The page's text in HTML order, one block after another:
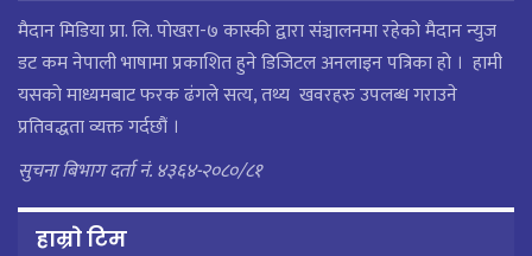
मैदान मिडिया प्रा. लि. पाेखरा-७ कास्की द्वारा संञ्चालनमा रहेको मैदान न्युज
डट कम नेपाली भाषामा प्रकाशित हुने डिजिटल अनलाइन पत्रिका हो । हामी
यसको माध्यमबाट फरक ढंगले सत्य, तथ्य खवरहरु उपलब्ध गराउने
प्रतिवद्धता व्यक्त गर्दछौं ।
सुचना बिभाग दर्ता नं. ४३६४-२०८०/८१
हाम्राे टिम